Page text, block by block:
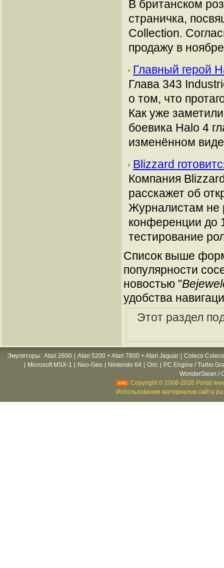
В британском
страничка,
Collection.
продажу в
Главный герой
Глава 343
о том, что
Как уже
боевика Halo 4
изменённом
Blizzard
Компания
расскажет об
Журналистам не
конференции до
тестирование
Список выше
популярности
новостью "
удобства
Этот раздел
Эмуляторы : Atari 2600 Atari 5200 + Atari 7800 + Atari Jaguar
Coleco
Microsoft MSX-1 Neo-Geo Nintendo 64 Oric
PC Engine / Turbo
WonderSwan /
Copyright © 2006-2026 Portal
Использование материалов сайта